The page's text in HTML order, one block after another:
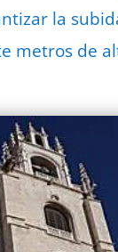
la
metros de